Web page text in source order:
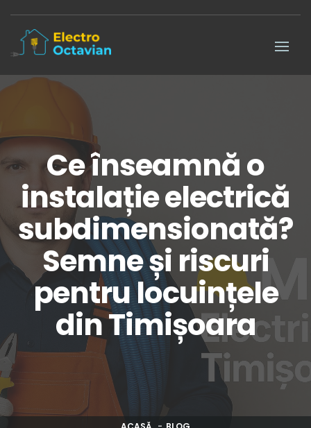
Ce înseamnă o
instalație electrică
subdimensionată?
Semne și riscuri
pentru locuințele
din Timișoara